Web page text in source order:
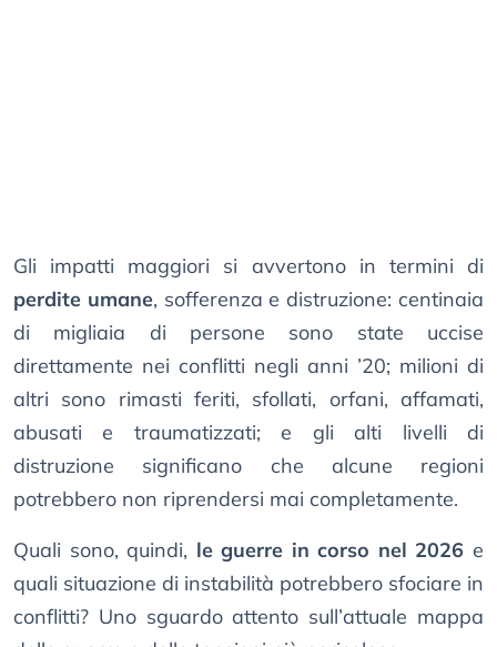
Gli impatti maggiori si avvertono in termini di
perdite umane, sofferenza e distruzione: centinaia
di migliaia di persone sono state uccise
direttamente nei conflitti negli anni ’20; milioni di
altri sono rimasti feriti, sfollati, orfani, affamati,
abusati e traumatizzati; e gli alti livelli di
distruzione significano che alcune regioni
potrebbero non riprendersi mai completamente.
Quali sono, quindi, le guerre in corso nel 2026 e
quali situazione di instabilità potrebbero sfociare in
conflitti? Uno sguardo attento sull’attuale mappa